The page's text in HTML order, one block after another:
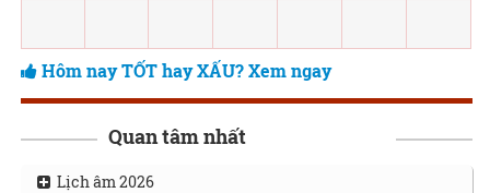
Hôm nay TỐT hay XẤU? Xem ngay
Quan tâm nhất
Lịch âm 2026